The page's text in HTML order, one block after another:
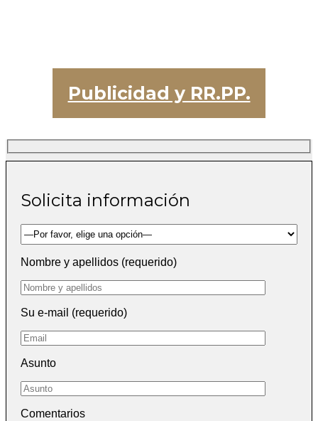
Publicidad y RR.PP.
Solicita información
Nombre y apellidos (requerido)
Su e-mail (requerido)
Asunto
Comentarios